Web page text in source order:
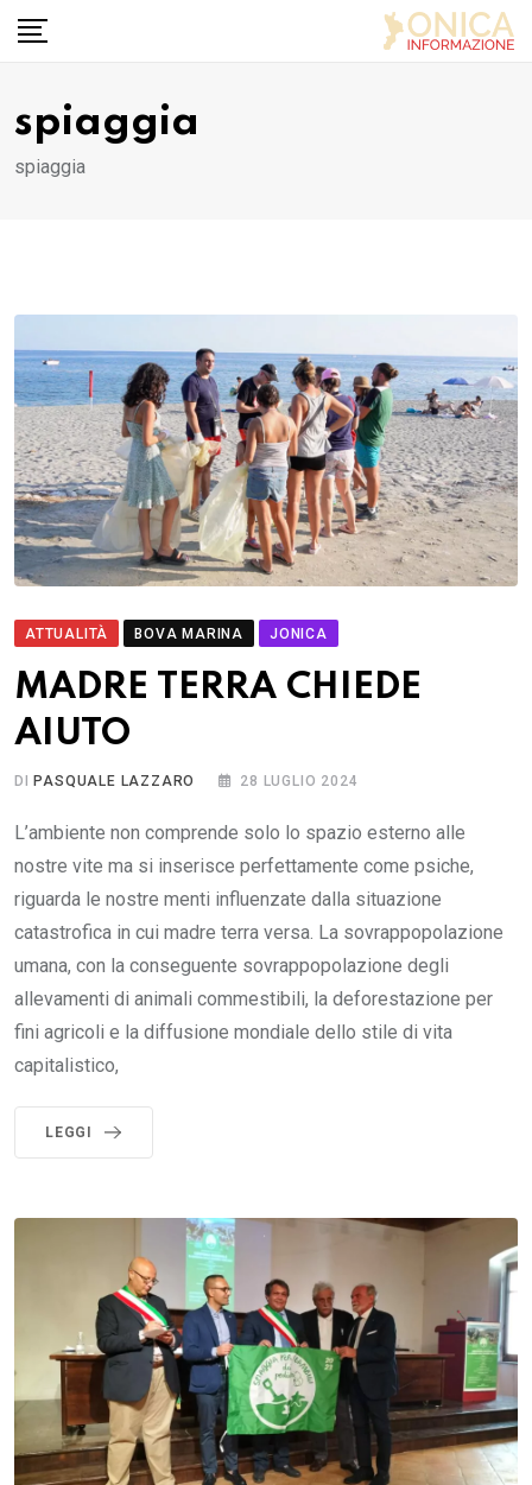
Skip
spiaggia
spiaggia
ATTUALITÀ BOVA MARINA JONICA
MADRE TERRA CHIEDE
AIUTO
DI PASQUALE LAZZARO 28 LUGLIO 2024
L’ambiente non comprende solo lo spazio esterno alle
nostre vite ma si inserisce perfettamente come psiche,
riguarda le nostre menti influenzate dalla situazione
catastrofica in cui madre terra versa. La sovrappopolazione
umana, con la conseguente sovrappopolazione degli
allevamenti di animali commestibili, la deforestazione per
fini agricoli e la diffusione mondiale dello stile di vita
capitalistico,
LEGGI